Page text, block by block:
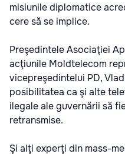
misiunile diplomatice
cere să se implice.
Preşedintele Asociaţiei
acţiunile Moldtelecom
vicepreşedintelui PD,
posibilitatea ca şi alte
ilegale ale guvernării să
retransmise.
Şi alţi experţi din mass-